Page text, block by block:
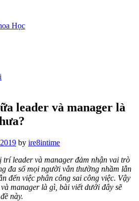
Học
leader và manager là
by ire8intime
leader và manager đảm nhận vai trò
đa số mọi người vẫn thường nhầm lẫn
đến việc phân công sai công việc. Vậy
manager là gì, bài viết dưới đây sẽ
này.